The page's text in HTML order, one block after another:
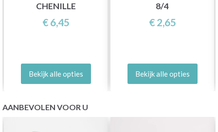
CHENILLE
€ 6,45
Bekijk alle opties
8/4
€ 2,65
Bekijk alle opties
AANBEVOLEN VOOR U